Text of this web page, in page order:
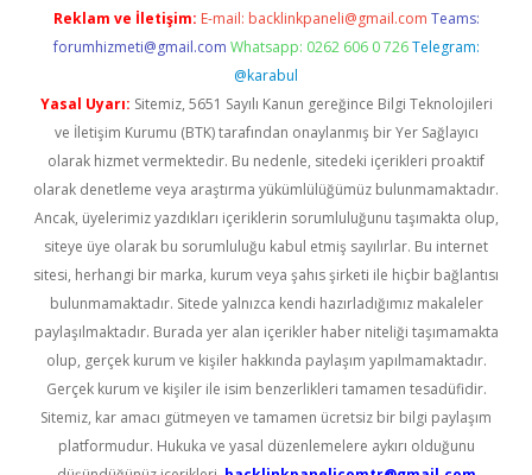
Reklam ve İletişim: E-mail: backlinkpaneli@gmail.com Teams:
forumhizmeti@gmail.com Whatsapp: 0262 606 0 726 Telegram:
@karabul
Yasal Uyarı: Sitemiz, 5651 Sayılı Kanun gereğince Bilgi Teknolojileri
ve İletişim Kurumu (BTK) tarafından onaylanmış bir Yer Sağlayıcı
olarak hizmet vermektedir. Bu nedenle, sitedeki içerikleri proaktif
olarak denetleme veya araştırma yükümlülüğümüz bulunmamaktadır.
Ancak, üyelerimiz yazdıkları içeriklerin sorumluluğunu taşımakta olup,
siteye üye olarak bu sorumluluğu kabul etmiş sayılırlar. Bu internet
sitesi, herhangi bir marka, kurum veya şahıs şirketi ile hiçbir bağlantısı
bulunmamaktadır. Sitede yalnızca kendi hazırladığımız makaleler
paylaşılmaktadır. Burada yer alan içerikler haber niteliği taşımamakta
olup, gerçek kurum ve kişiler hakkında paylaşım yapılmamaktadır.
Gerçek kurum ve kişiler ile isim benzerlikleri tamamen tesadüfidir.
Sitemiz, kar amacı gütmeyen ve tamamen ücretsiz bir bilgi paylaşım
platformudur. Hukuka ve yasal düzenlemelere aykırı olduğunu